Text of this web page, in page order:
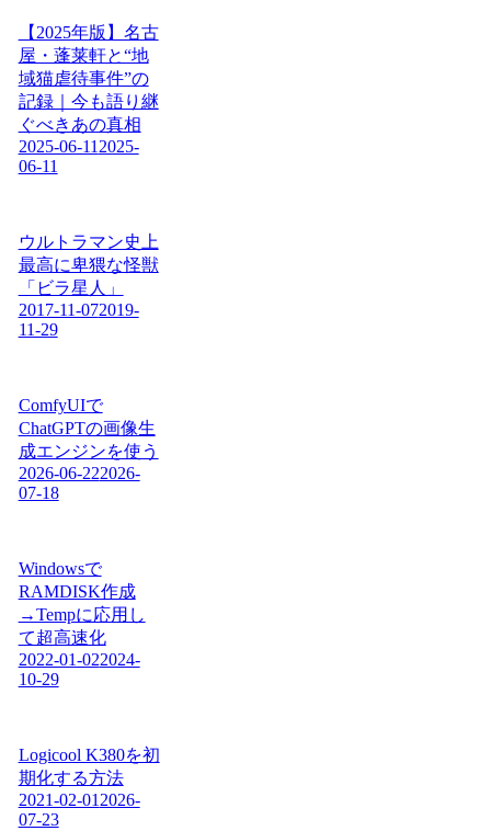
【2025年版】名古
屋・蓬莱軒と“地
域猫虐待事件”の
記録｜今も語り継
ぐべきあの真相
2025-06-11 2025-
06-11
ウルトラマン史上
最高に卑猥な怪獣
「ビラ星人」
2017-11-072019-
11-29
ComfyUIで
ChatGPTの画像生
成エンジンを使う
2026-06-222026-
07-18
Windowsで
RAMDISK作成
→Tempに応用し
て超高速化
2022-01-022024-
10-29
Logicool K380を初
期化する方法
2021-02-01 2026-
07-23